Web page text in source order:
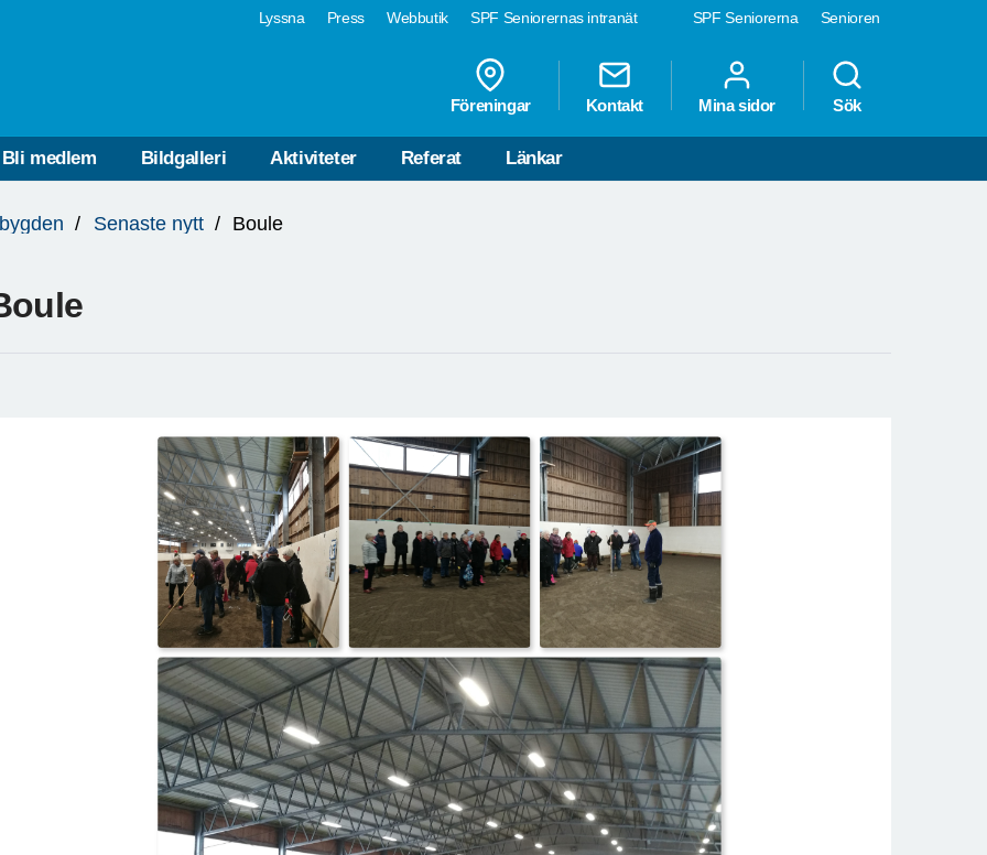
SPF Seniorerna Senioren
Lyssna Press Webbutik SPF Seniorernas intranät
Föreningar Kontakt Mina sidor Sök
Bli medlem Bildgalleri Aktiviteter Referat Länkar
Senaste nytt Boule